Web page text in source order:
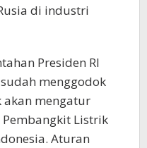
di industri
Presiden RI
menggodok
akan mengatur
Listrik
Aturan